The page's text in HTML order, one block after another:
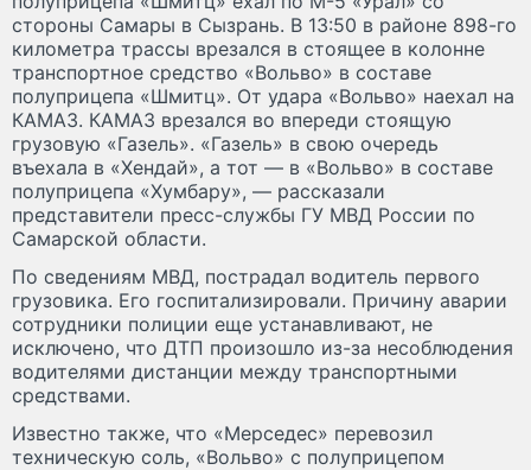
стороны Самары в Сызрань. В 13:50 в районе 898-го
километра трассы врезался в стоящее в колонне
транспортное средство «Вольво» в составе
полуприцепа «Шмитц». От удара «Вольво» наехал на
КАМАЗ. КАМАЗ врезался во впереди стоящую
грузовую «Газель». «Газель» в свою очередь
въехала в «Хендай», а тот — в «Вольво» в составе
полуприцепа «Хумбару», — рассказали
представители пресс-службы ГУ МВД России по
Самарской области.
По сведениям МВД, пострадал водитель первого
грузовика. Его госпитализировали. Причину аварии
сотрудники полиции еще устанавливают, не
исключено, что ДТП произошло из-за несоблюдения
водителями дистанции между транспортными
средствами.
Известно также, что «Мерседес» перевозил
техническую соль, «Вольво» с полуприцепом